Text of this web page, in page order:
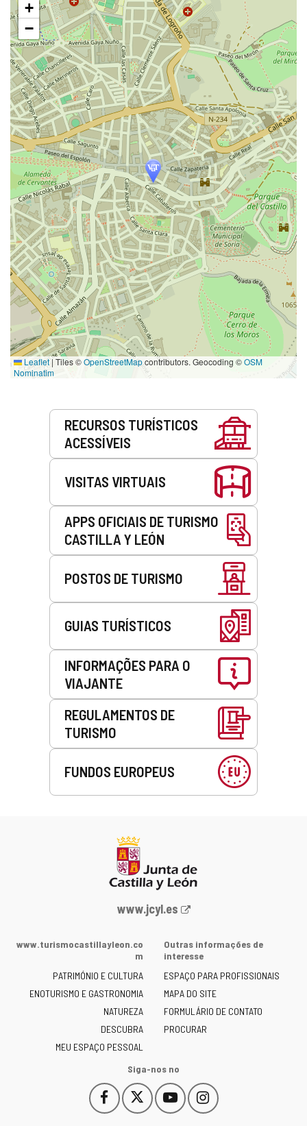
mapa
+
−
Leaflet | Tiles ©OpenStreetMapcontributors. Geocoding ©OSM
Nominatim
RECURSOS TURÍSTICOS
ACESSÍVEIS
VISITAS VIRTUAIS
APPS OFICIAIS DE TURISMO
CASTILLA Y LEÓN
POSTOS DE TURISMO
GUIAS TURÍSTICOS
INFORMAÇÕES PARA O
VIAJANTE
REGULAMENTOS DE
TURISMO
FUNDOS EUROPEUS
Portal
Junta
Castilla
y
León
-
www.jcyl.es
www.turismocastillayleon.co
m
PATRIMÓNIO E CULTURA
ENOTURISMO E GASTRONOMIA
NATUREZA
DESCUBRA
MEU ESPAÇO PESSOAL
Outras informações de
interesse
ESPAÇO PARA PROFISSIONAIS
MAPA DO SITE
FORMULÁRIO DE CONTATO
PROCURAR
Siga-nos no
Facebook
Este
enlace
Este
enlace
YouTube
Este
enlace
Instagram
Este
enlace